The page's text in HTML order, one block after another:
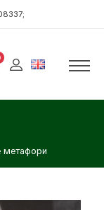
метафори